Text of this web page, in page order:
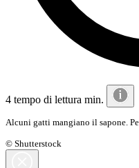
4 tempo di lettura min.
Alcuni gatti mangiano il sapone.
© Shutterstock